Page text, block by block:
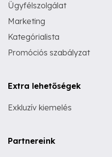
Ügyfélszolgálat
Marketing
Kategórialista
Promóciós szabályzat
Extra lehetőségek
Exkluzív kiemelés
Partnereink